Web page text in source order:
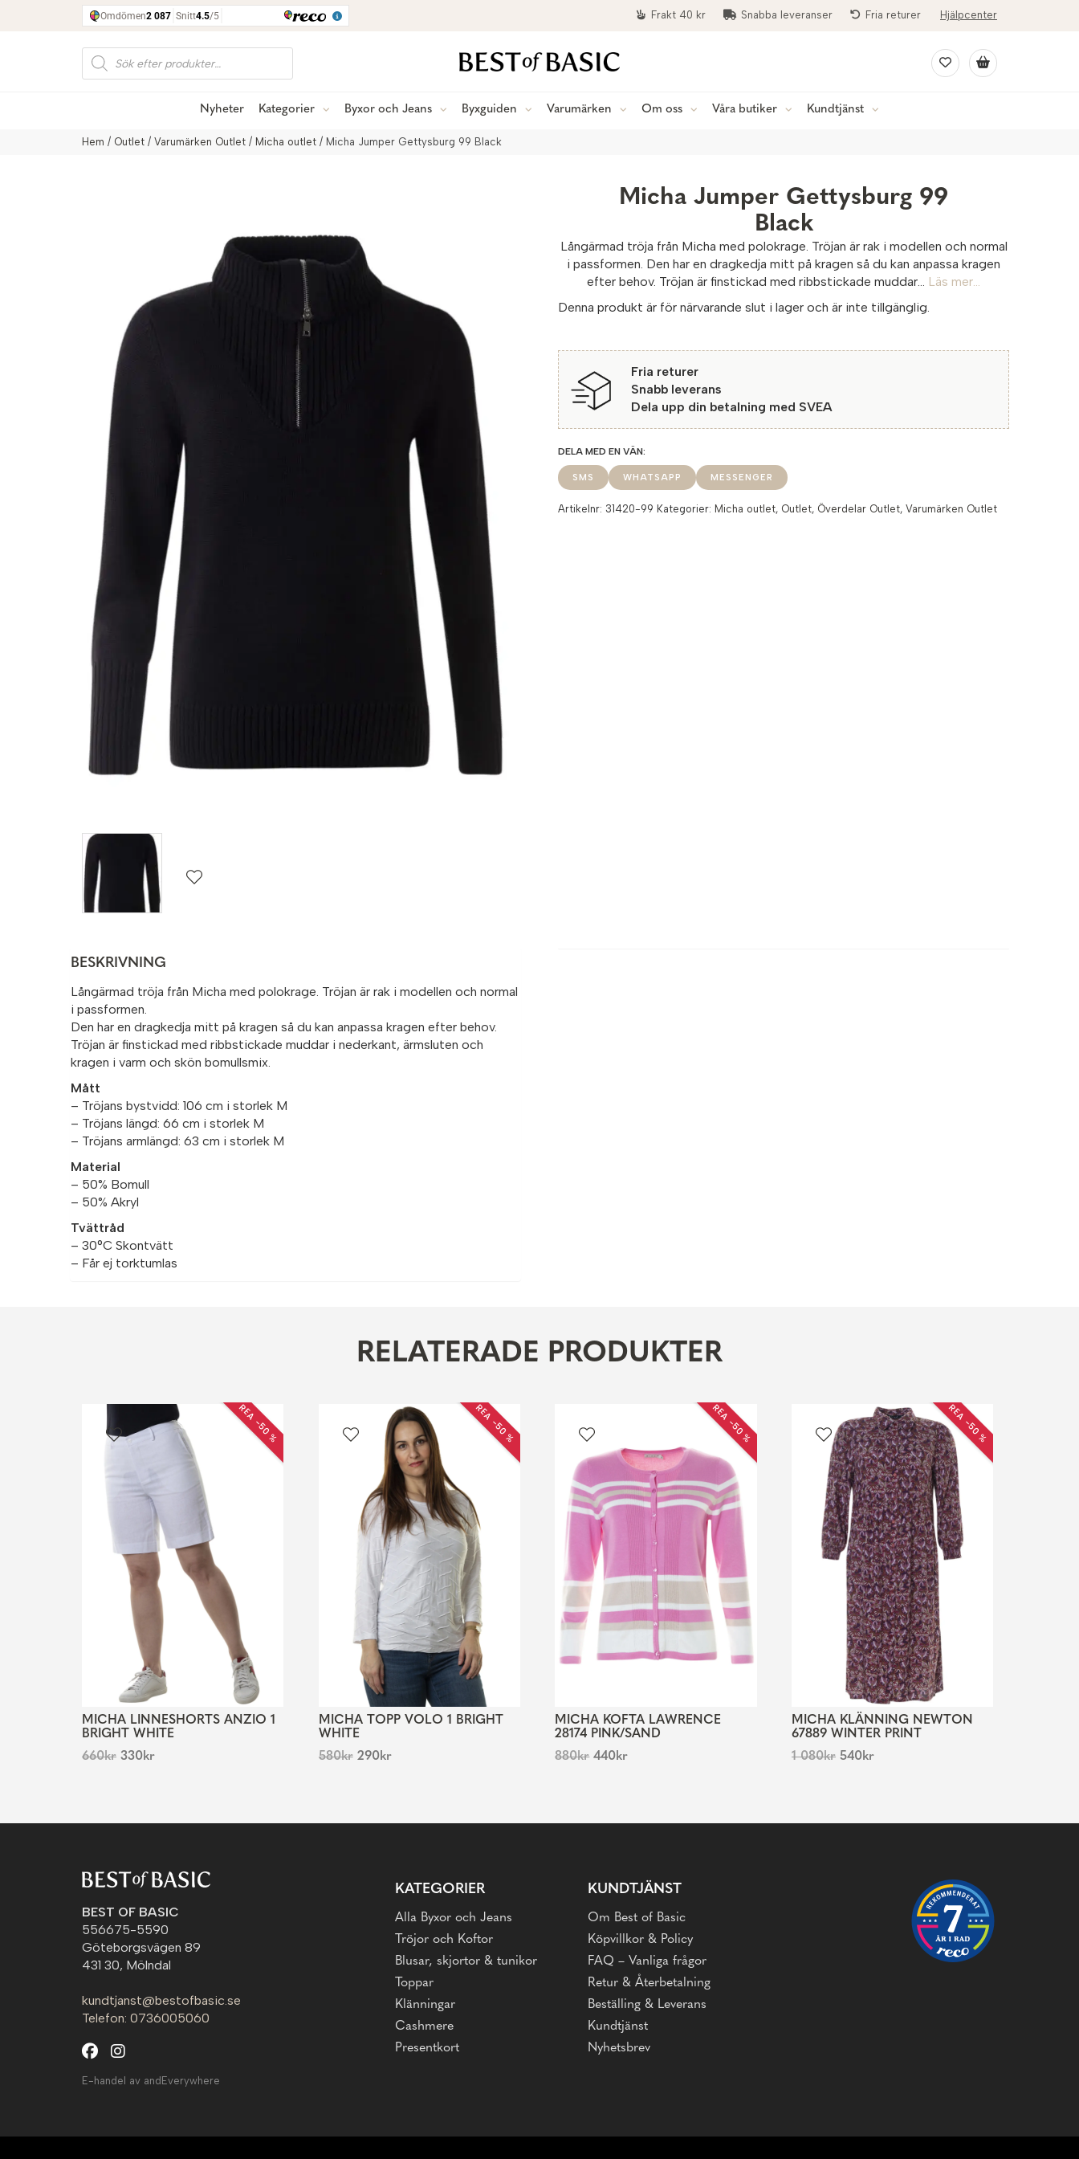
Frakt 40 kr Snabba leveranser Fria returer Hjälpcenter
Produktsökning
Nyheter Kategorier Byxor och Jeans Byxguiden Varumärken Om oss Våra butiker Kundtjänst
Hem / Outlet / Varumärken Outlet / Micha outlet / Micha Jumper Gettysburg 99 Black
Micha Jumper Gettysburg 99
Black
Långärmad tröja från Micha med polokrage. Tröjan är rak i modellen och normal
i passformen. Den har en dragkedja mitt på kragen så du kan anpassa kragen
efter behov. Tröjan är finstickad med ribbstickade muddar... Läs mer...
Denna produkt är för närvarande slut i lager och är inte tillgänglig.
Fria returer
Snabb leverans
Dela upp din betalning med SVEA
SMS WHATSAPP MESSENGER
Artikelnr: 31420-99 Kategorier: Micha outlet, Outlet, Överdelar Outlet,Varumärken Outlet
BESKRIVNING
Långärmad tröja från Micha med polokrage. Tröjan är rak i modellen och normal
i passformen.
Den har en dragkedja mitt på kragen så du kan anpassa kragen efter behov.
Tröjan är finstickad med ribbstickade muddar i nederkant, ärmsluten och
kragen i varm och skön bomullsmix.
Mått
– Tröjans bystvidd: 106 cm i storlek M
– Tröjans längd: 66 cm i storlek M
– Tröjans armlängd: 63 cm i storlek M
Material
– 50% Bomull
– 50% Akryl
Tvättråd
– 30°C Skontvätt
– Får ej torktumlas
RELATERADE PRODUKTER
REA −50 %
MICHA LINNESHORTS ANZIO 1
BRIGHT WHITE
660kr 330kr
REA −50 %
MICHA TOPP VOLO 1 BRIGHT
WHITE
580kr 290kr
REA −50 %
MICHA KOFTA LAWRENCE
28174 PINK/SAND
880kr 440kr
REA −50 %
MICHA KLÄNNING NEWTON
67889 WINTER PRINT
1 080kr 540kr
BEST OF BASIC
556675-5590
Göteborgsvägen 89
431 30, Mölndal
kundtjanst@bestofbasic.se
Telefon: 0736005060
E-handel av andEverywhere
KATEGORIER
Alla Byxor och Jeans
Tröjor och Koftor
Blusar, skjortor & tunikor
Toppar
Klänningar
Cashmere
Presentkort
KUNDTJÄNST
Om Best of Basic
Köpvillkor & Policy
FAQ – Vanliga frågor
Retur & Återbetalning
Beställing & Leverans
Kundtjänst
Nyhetsbrev